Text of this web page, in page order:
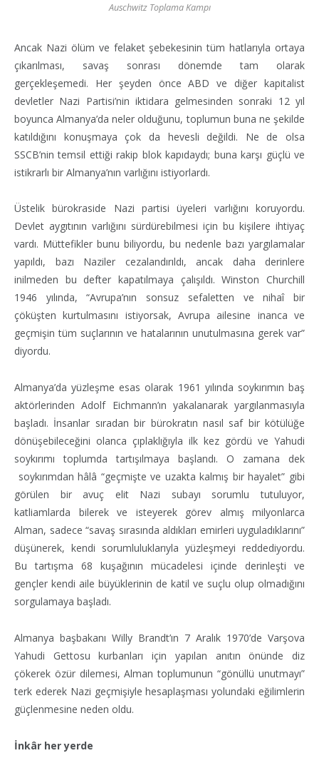
Auschwitz Toplama Kampı
Ancak Nazi ölüm ve felaket şebekesinin tüm hatlarıyla ortaya
çıkarılması, savaş sonrası dönemde tam olarak
gerçekleşemedi. Her şeyden önce ABD ve diğer kapitalist
devletler Nazi Partisi’nin iktidara gelmesinden sonraki 12 yıl
boyunca Almanya’da neler olduğunu, toplumun buna ne şekilde
katıldığını konuşmaya çok da hevesli değildi. Ne de olsa
SSCB’nin temsil ettiği rakip blok kapıdaydı; buna karşı güçlü ve
istikrarlı bir Almanya’nın varlığını istiyorlardı.
Üstelik bürokraside Nazi partisi üyeleri varlığını koruyordu.
Devlet aygıtının varlığını sürdürebilmesi için bu kişilere ihtiyaç
vardı. Müttefikler bunu biliyordu, bu nedenle bazı yargılamalar
yapıldı, bazı Naziler cezalandırıldı, ancak daha derinlere
inilmeden bu defter kapatılmaya çalışıldı. Winston Churchill
1946 yılında, “Avrupa’nın sonsuz sefaletten ve nihaî bir
çöküşten kurtulmasını istiyorsak, Avrupa ailesine inanca ve
geçmişin tüm suçlarının ve hatalarının unutulmasına gerek var”
diyordu.
Almanya’da yüzleşme esas olarak 1961 yılında soykırımın baş
aktörlerinden Adolf Eichmann’ın yakalanarak yargılanmasıyla
başladı. İnsanlar sıradan bir bürokratın nasıl saf bir kötülüğe
dönüşebileceğini olanca çıplaklığıyla ilk kez gördü ve Yahudi
soykırımı toplumda tartışılmaya başlandı. O zamana dek
soykırımdan hâlâ “geçmişte ve uzakta kalmış bir hayalet” gibi
görülen bir avuç elit Nazi subayı sorumlu tutuluyor,
katliamlarda bilerek ve isteyerek görev almış milyonlarca
Alman, sadece “savaş sırasında aldıkları emirleri uyguladıklarını”
düşünerek, kendi sorumluluklarıyla yüzleşmeyi reddediyordu.
Bu tartışma 68 kuşağının mücadelesi içinde derinleşti ve
gençler kendi aile büyüklerinin de katil ve suçlu olup olmadığını
sorgulamaya başladı.
Almanya başbakanı Willy Brandt’ın 7 Aralık 1970’de Varşova
Yahudi Gettosu kurbanları için yapılan anıtın önünde diz
çökerek özür dilemesi, Alman toplumunun “gönüllü unutmayı”
terk ederek Nazi geçmişiyle hesaplaşması yolundaki eğilimlerin
güçlenmesine neden oldu.
İnkâr her yerde